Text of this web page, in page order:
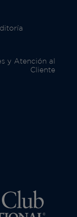
y Atención al
Cliente